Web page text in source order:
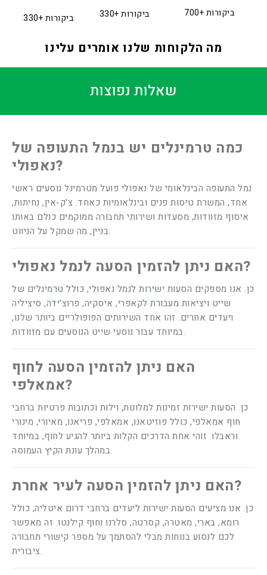
330+ ביקורות 330+ ביקורות 700+ ביקורות
מה הלקוחות שלנו אומרים עלינו
שאלות נפוצות
כמה טרמינלים יש בנמל התעופה של
נאפולי?
נמל התעופה הבינלאומי של נאפולי פועל מטרמינל נוסעים ראשי
אחד, המשרת טיסות פנים ובינלאומיות כאחד. צ'ק-אין, נחיתות,
איסוף מזוודות, מסעדות ושירותי תחבורה ממוקמים כולם באותו
בניין, מה שמקל על הניווט.
האם ניתן להזמין הסעה לנמל נאפולי?
כן. אנו מספקים הסעות ישירות לנמל נאפולי, כולל טרמינלים של
שייט ויציאות מעבורת לקאפרי, איסקיה, פרוצ'ידה, סיציליה
ויעדים אחרים. זהו אחד השירותים הפופולריים ביותר שלנו,
במיוחד עבור נוסעי שייט הנוסעים עם מזוודות.
האם ניתן להזמין הסעה לחוף
אמאלפי?
כן. הסעות ישירות זמינות למלונות, וילות וכתובות פרטיות ברחבי
חוף אמאלפי, כולל פוזיטאנו, אמאלפי, פריאנו, מאיורי, מינורי
וראבלו. זוהי אחת הדרכים הקלות ביותר להגיע לחוף, במיוחד
במהלך עונת הקיץ העמוסה.
האם ניתן להזמין הסעה לעיר אחרת?
כן. אנו מציעים הסעות ישירות ליעדים ברחבי דרום איטליה, כולל
רומא, בארי, מאטרה, קסרטה, סלרנו וחוף קילנטו. זה מאפשר
לכם לנסוע בנוחות מבלי להסתמך על מספר קישורי תחבורה
ציבורית.